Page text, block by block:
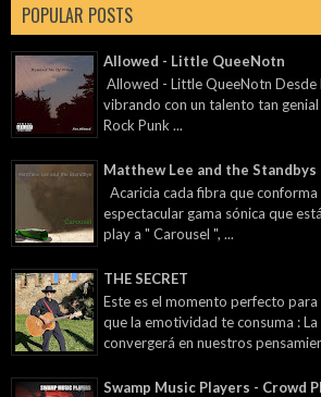
POPULAR POSTS
Allowed - Little QueeNotn
Allowed - Little QueeNotn Desde
vibrando con un talento tan genial
Rock Punk ...
Matthew Lee and the Standbys
Acaricia cada fibra que conforma
espectacular gama sónica que
play a " Carousel ", ...
THE SECRET
Este es el momento perfecto
que la emotividad te consuma :
convergerá en nuestros
Swamp Music Players - Crowd